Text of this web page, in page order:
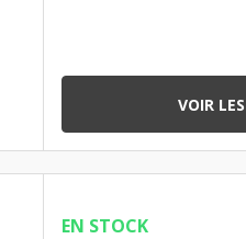
VOIR
EN STOCK